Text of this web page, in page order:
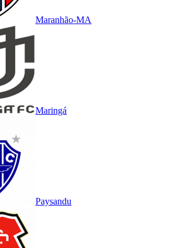
Maranhão-MA
Maringá
Paysandu